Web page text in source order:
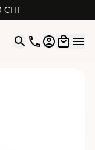
CHF
Open